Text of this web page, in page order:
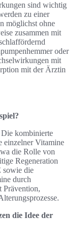
sind wichtig
zu einer
möglichst ohne
zusammen mit
oder
mit
mit der Ärztin
kombinierte
einzelner Vitamine
die Rolle von
Regeneration
sowie die
durch
Prävention,
die Idee der